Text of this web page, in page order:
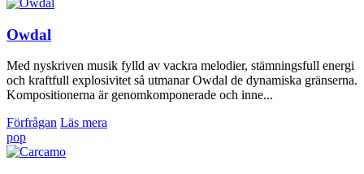
Owdal
Med nyskriven musik fylld av vackra melodier, stämningsfull energi
och kraftfull explosivitet så utmanar Owdal de dynamiska gränserna.
Kompositionerna är genomkomponerade och inne...
Förfrågan Läs mera
pop